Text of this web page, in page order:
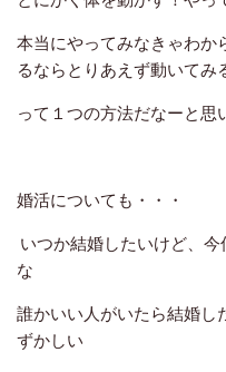
本当にやってみなきゃわか
るならとりあえず動いてみ
って１つの方法だなーと思
婚活についても・・・
いつか結婚したいけど、
な
誰かいい人がいたら結婚し
ずかしい